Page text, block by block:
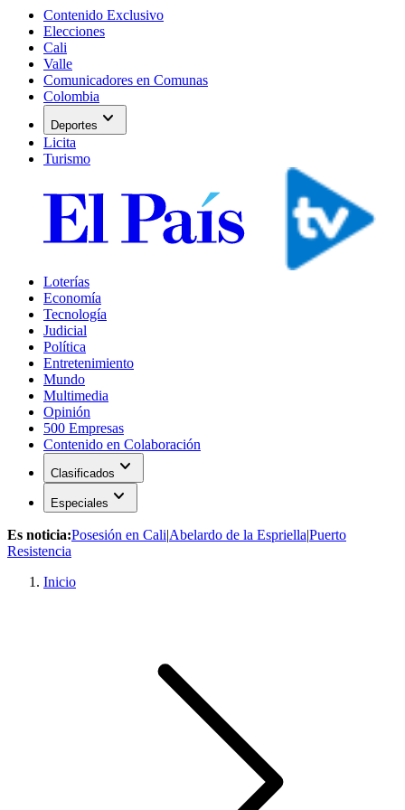
Contenido Exclusivo
Elecciones
Cali
Valle
Comunicadores en Comunas
Colombia
Deportes expand_more
Licita
Turismo
Loterías
Economía
Tecnología
Judicial
Política
Entretenimiento
Mundo
Multimedia
Opinión
500 Empresas
Contenido en Colaboración
Clasificados expand_more
Especiales expand_more
Es noticia:Posesión en Cali|Abelardo de la Espriella|Puerto
Resistencia
Inicio